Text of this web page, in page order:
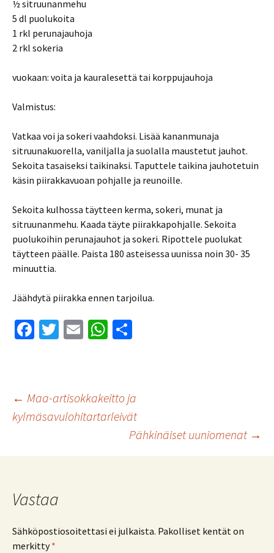
½ sitruunanmehu
5 dl puolukoita
1 rkl perunajauhoja
2 rkl sokeria
vuokaan: voita ja kauralesettä tai korppujauhoja
Valmistus:
Vatkaa voi ja sokeri vaahdoksi. Lisää kananmunaja
sitruunakuorella, vaniljalla ja suolalla maustetut jauhot.
Sekoita tasaiseksi taikinaksi. Taputtele taikina jauhotetuin
käsin piirakkavuoan pohjalle ja reunoille.
Sekoita kulhossa täytteen kerma, sokeri, munat ja
sitruunanmehu. Kaada täyte piirakkapohjalle. Sekoita
puolukoihin perunajauhot ja sokeri. Ripottele puolukat
täytteen päälle. Paista 180 asteisessa uunissa noin 30- 35
minuuttia.
Jäähdytä piirakka ennen tarjoilua.
Fa
o
o
k
T
er
E
l
W
sA
p
p
Artikkelien
← Maa-artisokkakeitto ja
kylmäsavulohitartarleivät
Pähkinäiset uuniomenat →
Vastaa
Sähköpostiosoitettasi ei julkaista. Pakolliset kentät on
merkitty*